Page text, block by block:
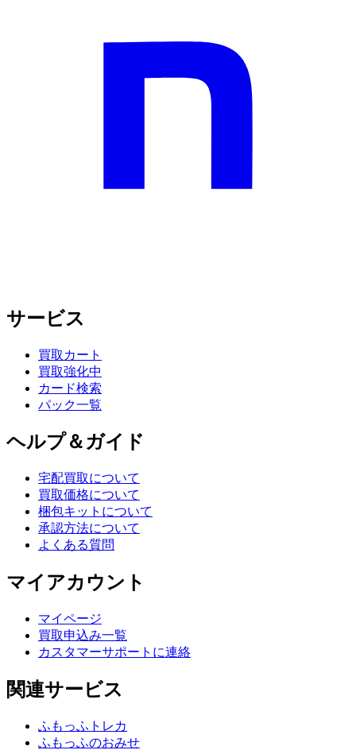
サービス
買取カート
買取強化中
カード検索
パック一覧
ヘルプ＆ガイド
宅配買取について
買取価格について
梱包キットについて
承認方法について
よくある質問
マイアカウント
マイページ
買取申込み一覧
カスタマーサポートに連絡
関連サービス
ふもっふトレカ
ふもっふのおみせ